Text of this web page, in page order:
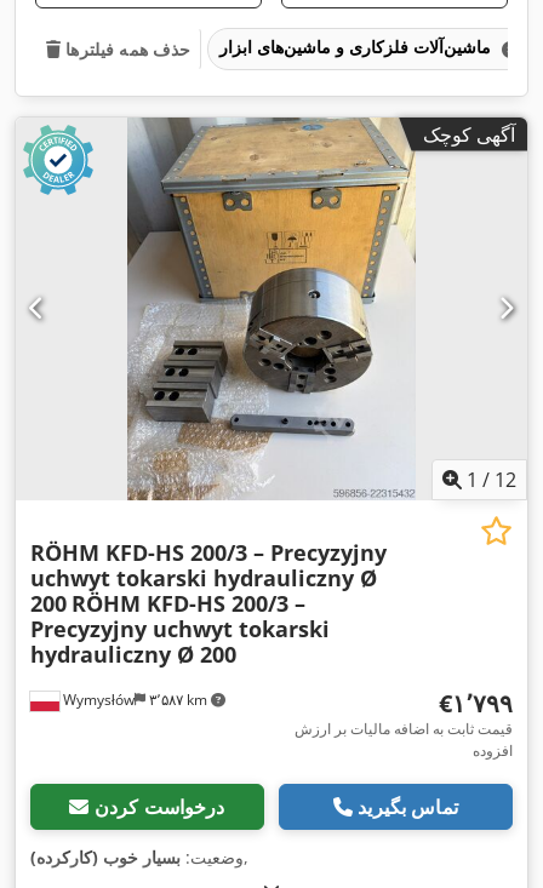
حذف همه فیلترها
آگهی کوچک
1 / 12
Wymysłów ۳٬۵۸۷ km
RÖHM KFD-HS 200/3 – Precyzyjny
uchwyt tokarski hydrauliczny Ø
200 RÖHM KFD-HS 200/3 –
Precyzyjny uchwyt tokarski
hydrauliczny Ø 200
‎€۱٬۷۹۹
قیمت ثابت به اضافه مالیات بر ارزش
افزوده
درخواست کردن تماس بگیرید
وضعیت: بسیار خوب (کارکرده) ,